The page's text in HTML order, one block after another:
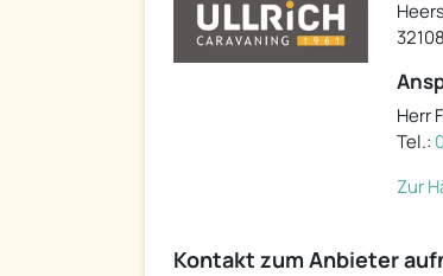
Herr
Tel.:
Zur
Kontakt zum Anbieter